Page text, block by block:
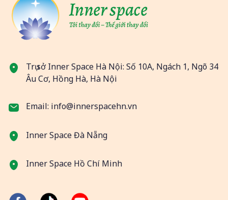
Trụ sở Inner Space Hà Nội: Số 10A, Ngách 1, Ngõ 34
Âu Cơ, Hồng Hà, Hà Nội
Email: info@innerspacehn.vn
Inner Space Đà Nẵng
Inner Space Hồ Chí Minh